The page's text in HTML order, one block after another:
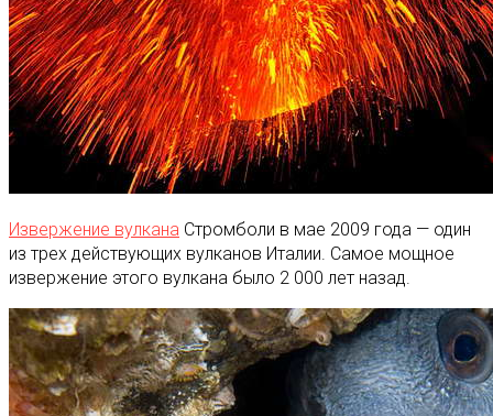
Извержение вулкана Стромболи в мае 2009 года — один
из трех действующих вулканов Италии. Самое мощное
извержение этого вулкана было 2 000 лет назад.